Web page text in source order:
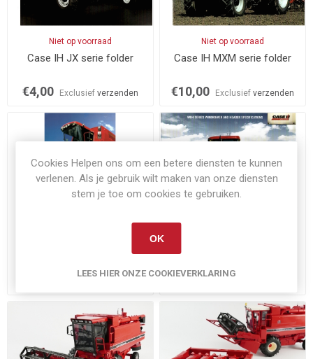
Niet op voorraad
Case IH JX serie folder
€4,00 Exclusief verzenden
Niet op voorraad
Case IH MXM serie folder
€10,00 Exclusiefverzenden
€8,00
Cookies Helpen ons om een betere diensten te kunnen
verlenen. Als je gebruik wilt maken van onze diensten
stem je toe om cookies te gebruiken.
OK
LEES HIER ONZE COOKIEVERKLARING